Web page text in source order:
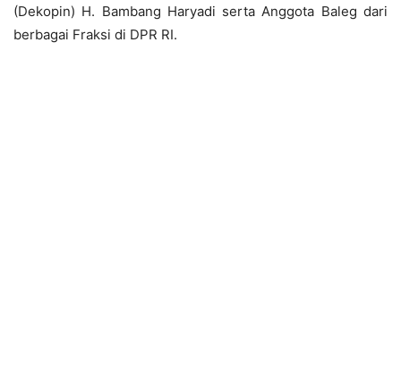
(Dekopin) H. Bambang Haryadi serta Anggota Baleg dari
berbagai Fraksi di DPR RI.